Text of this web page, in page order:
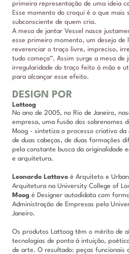
primeira representação de uma ideia
Esse momento do croqui é o que mais
subconsciente de quem cria.
A mesa de jantar Vessel nasce
esse primeiro momento, um desejo de
reverenciar o traço livre, impreciso,
tudo começa”. Assim surge a mesa de
irregularidade do traço feito à mão e
para alcançar esse efeito.
DESIGN POR
Lattoog
No ano de 2005, no Rio de Janeiro,
empresa, uma fusão dos sobrenomes
Moog - sintetiza o processo criativo da
de duas cabeças, de duas formações
pela constante busca da originalidade
e arquitetura.
Leonardo Lattavo é Arquiteto e
Arquitetura na University College of
Moog é Designer autodidata com
Administração de Empresas pela
Janeiro.
Os produtos Lattoog têm o mérito de
tecnologias de ponta à intuição,
de arte. O resultado: peças funcionais